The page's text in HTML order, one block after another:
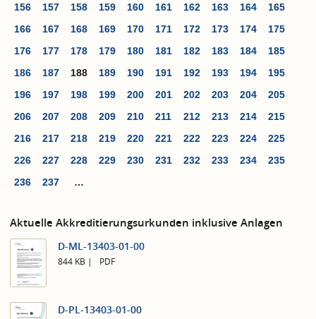
156
157 158 159 160 161 162 163 164
165
166
167 168 169 170 171 172 173 174
175
176
177 178 179 180 181 182 183 184
185
186
187 188 189 190 191 192 193 194
195
196
197 198 199 200 201 202 203 204
205
206
207 208 209 210 211 212 213 214
215
216
217 218 219 220 221 222 223 224
225
226
227 228 229 230 231 232 233 234
235
236
237 …
Aktuelle Akkreditierungsurkunden inklusive Anlagen
D-ML-13403-01-00
844 KB PDF
D-PL-13403-01-00